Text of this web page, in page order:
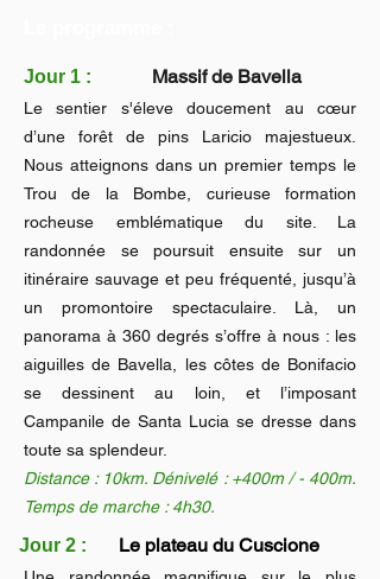
travers les plus belles randonnées de l’Alta
Rocca, en vous faisant découvrir des
Que vous soyez débutant ou randonneur
confirmé, ce séjour est accessible à tous les
niveaux. Chaque itinéraire est adapté pour
offrir une expérience enrichissante,
conviviale et en toute sécurité.
Jour 1 : Massif de Bavella
Le sentier s'éleve doucement au cœur
d’une forêt de pins Laricio majestueux.
Nous atteignons dans un premier temps le
Trou de la Bombe, curieuse formation
rocheuse emblématique du site. La
randonnée se poursuit ensuite sur un
itinéraire sauvage et peu fréquenté, jusqu’à
un promontoire spectaculaire. Là, un
panorama à 360 degrés s’offre à nous : les
aiguilles de Bavella, les côtes de Bonifacio
se dessinent au loin, et l’imposant
Campanile de Santa Lucia se dresse dans
toute sa splendeur.
Distance : 10km. Dénivelé : +400m / - 400m.
Temps de marche : 4h30.
Jour 2 :Le plateau du Cuscione